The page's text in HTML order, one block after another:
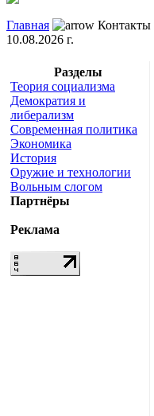
Главная
Контакты
10.08.2026 г.
Разделы
Теория социализма
Демократия и
либерализм
Современная политика
Экономика
История
Оружие и технологии
Вольным слогом
Партнёры
Реклама